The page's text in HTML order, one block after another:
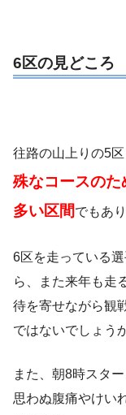
6区の見どころ
往路の山上りの5区
殊なコースの
多い区間でもあ
6区を走っている
ら、また来年も走
待を寄せながら観
ではないでしょう
また、朝8時スタ
思わぬ腹痛やけい